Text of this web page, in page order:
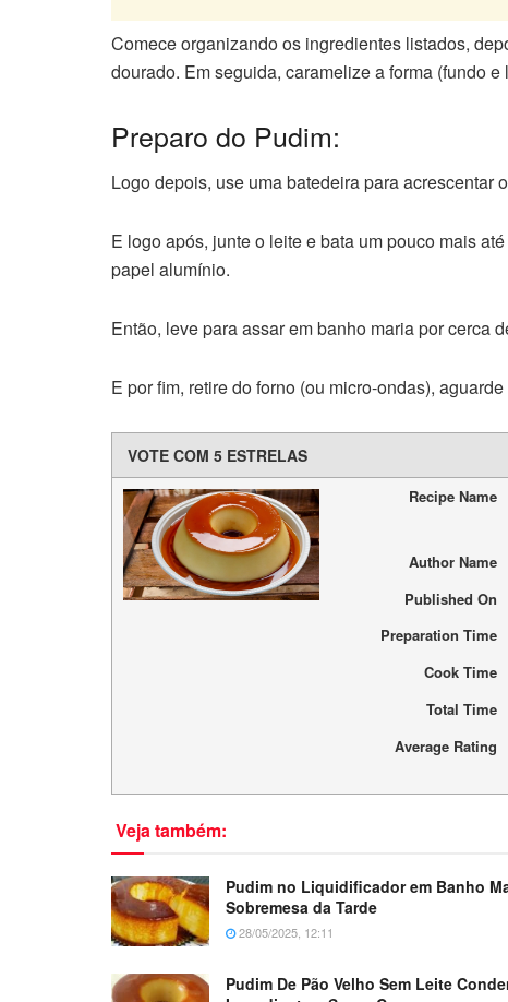
Comece organizando os ingredientes listados,
dourado. Em seguida, caramelize a forma (fundo e
Preparo do Pudim:
Logo depois, use uma batedeira para acrescentar
E logo após, junte o leite e bata um pouco mais
papel alumínio.
Então, leve para assar em banho maria por cerca
E por fim, retire do forno (ou micro-ondas),
VOTE COM 5 ESTRELAS
Recipe Name
Author Name
Published On
Preparation Time
Cook Time
Total Time
Average Rating
Veja também:
Pudim no Liquidificador em Banho
Sobremesa da Tarde
28/05/2025, 12:11
Pudim De Pão Velho Sem Leite